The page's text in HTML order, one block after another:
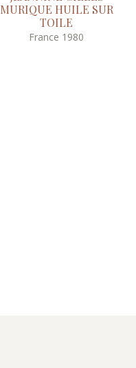
MURIQUE HUILE SUR
TOILE
France 1980